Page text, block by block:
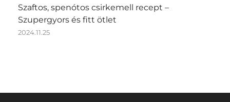
Szaftos, spenótos csirkemell recept –
Szupergyors és fitt ötlet
2024.11.25